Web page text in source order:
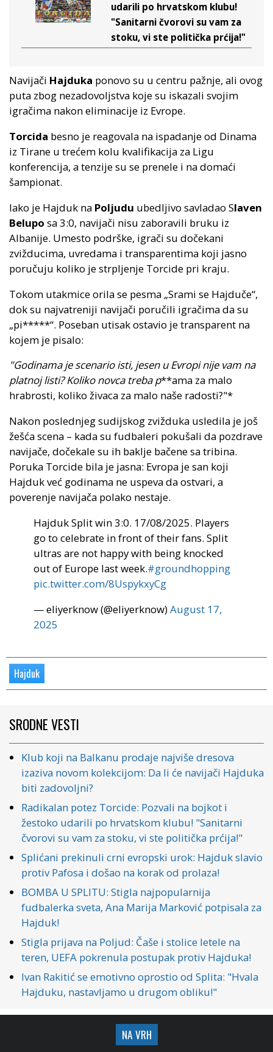
udarili po hrvatskom klubu!
"Sanitarni čvorovi su vam za
stoku, vi ste politička prćija!"
Navijači Hajduka ponovo su u centru pažnje, ali ovog
puta zbog nezadovoljstva koje su iskazali svojim
igračima nakon eliminacije iz Evrope.
Torcida besno je reagovala na ispadanje od Dinama
iz Tirane u trećem kolu kvalifikacija za Ligu
konferencija, a tenzije su se prenele i na domaći
šampionat.
Iako je Hajduk na Poljudu ubedljivo savladao Slaven
Belupo sa 3:0, navijači nisu zaboravili bruku iz
Albanije. Umesto podrške, igrači su dočekani
zvižducima, uvredama i transparentima koji jasno
poručuju koliko je strpljenje Torcide pri kraju.
Tokom utakmice orila se pesma „Srami se Hajduče“,
dok su najvatreniji navijači poručili igračima da su
„pi*****“. Poseban utisak ostavio je transparent na
kojem je pisalo:
"Godinama je scenario isti, jesen u Evropi nije vam na
platnoj listi? Koliko novca treba p**ama za malo
hrabrosti, koliko živaca za malo naše radosti?"*
Nakon poslednjeg sudijskog zvižduka usledila je još
žešća scena – kada su fudbaleri pokušali da pozdrave
navijače, dočekale su ih baklje bačene sa tribina.
Poruka Torcide bila je jasna: Evropa je san koji
Hajduk već godinama ne uspeva da ostvari, a
poverenje navijača polako nestaje.
Hajduk Split win 3:0. 17/08/2025. Players
go to celebrate in front of their fans. Split
ultras are not happy with being knocked
out of Europe last week.#groundhopping
pic.twitter.com/8UspykxyCg
— eliyerknow (@eliyerknow)August 17,
2025
Hajduk
SRODNE VESTI
Klub koji na Balkanu prodaje najviše dresova
izaziva novom kolekcijom: Da li će navijači Hajduka
biti zadovoljni?
Radikalan potez Torcide: Pozvali na bojkot i
žestoko udarili po hrvatskom klubu! "Sanitarni
čvorovi su vam za stoku, vi ste politička prćija!"
Splićani prekinuli crni evropski urok: Hajduk slavio
protiv Pafosa i došao na korak od prolaza!
BOMBA U SPLITU: Stigla najpopularnija
fudbalerka sveta, Ana Marija Marković potpisala za
Hajduk!
Stigla prijava na Poljud: Čaše i stolice letele na
teren, UEFA pokrenula postupak protiv Hajduka!
Ivan Rakitić se emotivno oprostio od Splita: "Hvala
Hajduku, nastavljamo u drugom obliku!"
NA VRH